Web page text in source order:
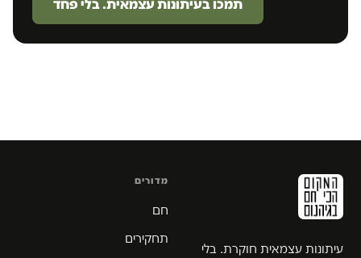
תמכו בעיתונות עצמאית. בלי פחד
עיתונות עצמאית חוקרת. בלי
מדורים
חם
תחקירים